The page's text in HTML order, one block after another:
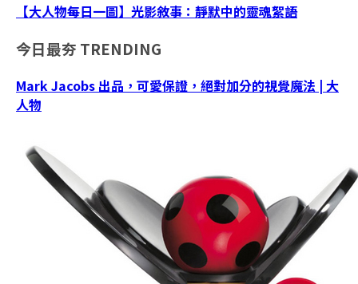
【大人物每日一圖】光影敘事：靜默中的靈魂絮語
今日最夯 TRENDING
Mark Jacobs 出品，可愛保證，絕對加分的視覺魔法 | 大
人物